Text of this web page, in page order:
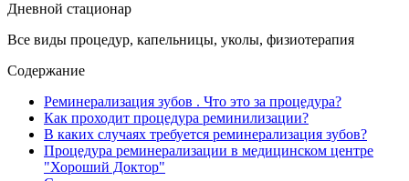
Дневной стационар
Все виды процедур, капельницы, уколы, физиотерапия
Содержание
Реминерализация зубов . Что это за процедура?
Как проходит процедура реминилизации?
В каких случаях требуется реминерализация зубов?
Процедура реминерализации в медицинском центре
"Хороший Доктор"